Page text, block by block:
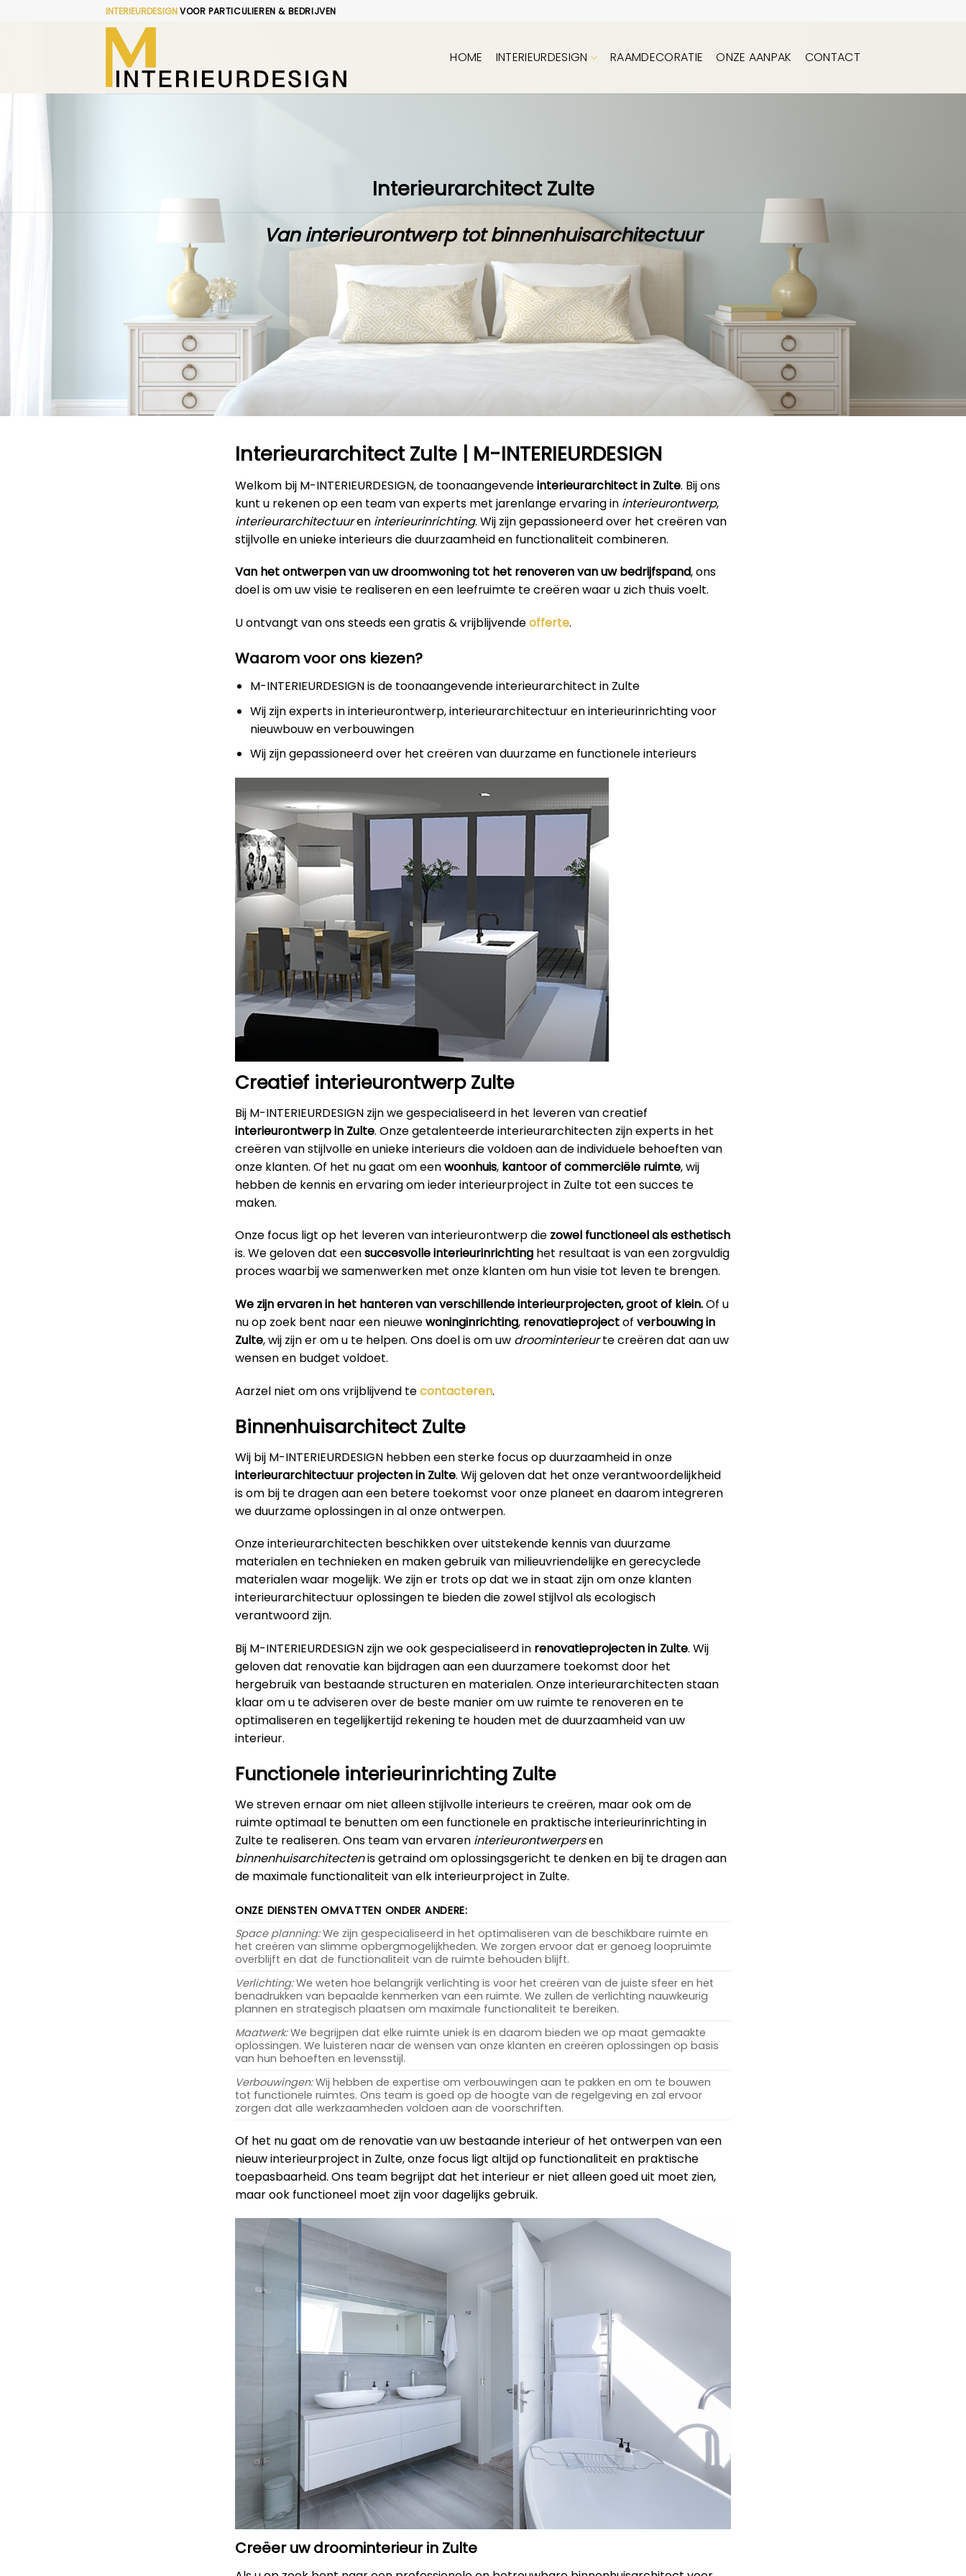
INTERIEURDESIGNVOOR PARTICULIEREN & BEDRIJVEN
HOME INTERIEURDESIGN RAAMDECORATIE ONZE AANPAK CONTACT
Interieurarchitect Zulte
Van interieurontwerp tot binnenhuisarchitectuur
Interieurarchitect Zulte | M-INTERIEURDESIGN
Welkom bij M-INTERIEURDESIGN, de toonaangevendeinterieurarchitect in Zulte. Bij ons
kunt u rekenen op een team van experts met jarenlange ervaring in interieurontwerp,
interieurarchitectuuren interieurinrichting. Wij zijn gepassioneerd over het creëren van
stijlvolle en unieke interieurs die duurzaamheid en functionaliteit combineren.
Van het ontwerpen van uw droomwoning tot het renoveren van uw bedrijfspand, ons
doel is om uw visie te realiseren en een leefruimte te creëren waar u zich thuis voelt.
U ontvangt van ons steeds een gratis & vrijblijvendeofferte.
Waarom voor ons kiezen?
M-INTERIEURDESIGN is de toonaangevende interieurarchitect in Zulte
Wij zijn experts in interieurontwerp, interieurarchitectuur en interieurinrichting voor
nieuwbouw en verbouwingen
Wij zijn gepassioneerd over het creëren van duurzame en functionele interieurs
Creatief interieurontwerp Zulte
Bij M-INTERIEURDESIGN zijn we gespecialiseerd in het leveren van creatief
interieurontwerp in Zulte. Onze getalenteerde interieurarchitecten zijn experts in het
creëren van stijlvolle en unieke interieurs die voldoen aan de individuele behoeften van
onze klanten. Of het nu gaat om eenwoonhuis, kantoorof commerciële ruimte, wij
hebben de kennis en ervaring om ieder interieurproject in Zulte tot een succes te
maken.
Onze focus ligt op het leveren van interieurontwerp die zowel functioneel als esthetisch
is. We geloven dat eensuccesvolle interieurinrichting het resultaat is van een zorgvuldig
proces waarbij we samenwerken met onze klanten om hun visie tot leven te brengen.
We zijn ervaren in het hanteren van verschillende interieurprojecten, groot of klein.Of u
nu op zoek bent naar een nieuwewoninginrichting, renovatieprojectof verbouwing in
Zulte, wij zijn er om u te helpen. Ons doel is om uw droominterieurte creëren dat aan uw
wensen en budget voldoet.
Aarzel niet om ons vrijblijvend tecontacteren.
Binnenhuisarchitect Zulte
Wij bij M-INTERIEURDESIGN hebben een sterke focus op duurzaamheid in onze
interieurarchitectuur projecten in Zulte. Wij geloven dat het onze verantwoordelijkheid
is om bij te dragen aan een betere toekomst voor onze planeet en daarom integreren
we duurzame oplossingen in al onze ontwerpen.
Onze interieurarchitecten beschikken over uitstekende kennis van duurzame
materialen en technieken en maken gebruik van milieuvriendelijke en gerecyclede
materialen waar mogelijk. We zijn er trots op dat we in staat zijn om onze klanten
interieurarchitectuur oplossingen te bieden die zowel stijlvol als ecologisch
verantwoord zijn.
Bij M-INTERIEURDESIGN zijn we ook gespecialiseerd in renovatieprojecten in Zulte. Wij
geloven dat renovatie kan bijdragen aan een duurzamere toekomst door het
hergebruik van bestaande structuren en materialen. Onze interieurarchitecten staan
klaar om u te adviseren over de beste manier om uw ruimte te renoveren en te
optimaliseren en tegelijkertijd rekening te houden met de duurzaamheid van uw
interieur.
Functionele interieurinrichting Zulte
We streven ernaar om niet alleen stijlvolle interieurs te creëren, maar ook om de
ruimte optimaal te benutten om een functionele en praktische interieurinrichting in
Zulte te realiseren. Ons team van ervaren interieurontwerpersen
binnenhuisarchitectenis getraind om oplossingsgericht te denken en bij te dragen aan
de maximale functionaliteit van elk interieurproject in Zulte.
ONZE DIENSTEN OMVATTEN ONDER ANDERE:
Space planning:We zijn gespecialiseerd in het optimaliseren van de beschikbare ruimte en
het creëren van slimme opbergmogelijkheden. We zorgen ervoor dat er genoeg loopruimte
overblijft en dat de functionaliteit van de ruimte behouden blijft.
Verlichting:We weten hoe belangrijk verlichting is voor het creëren van de juiste sfeer en het
benadrukken van bepaalde kenmerken van een ruimte. We zullen de verlichting nauwkeurig
plannen en strategisch plaatsen om maximale functionaliteit te bereiken.
Maatwerk:We begrijpen dat elke ruimte uniek is en daarom bieden we op maat gemaakte
oplossingen. We luisteren naar de wensen van onze klanten en creëren oplossingen op basis
van hun behoeften en levensstijl.
Verbouwingen:Wij hebben de expertise om verbouwingen aan te pakken en om te bouwen
tot functionele ruimtes. Ons team is goed op de hoogte van de regelgeving en zal ervoor
zorgen dat alle werkzaamheden voldoen aan de voorschriften.
Of het nu gaat om de renovatie van uw bestaande interieur of het ontwerpen van een
nieuw interieurproject in Zulte, onze focus ligt altijd op functionaliteit en praktische
toepasbaarheid. Ons team begrijpt dat het interieur er niet alleen goed uit moet zien,
maar ook functioneel moet zijn voor dagelijks gebruik.
Creëer uw droominterieur in Zulte